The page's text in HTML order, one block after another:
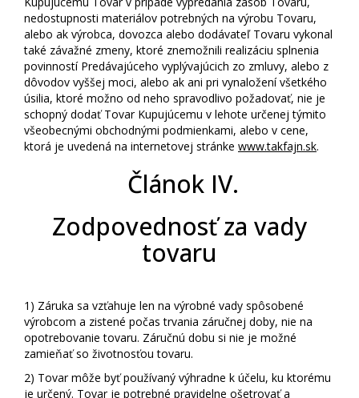
nedostupnosti materiálov potrebných na výrobu Tovaru,
alebo ak výrobca, dovozca alebo dodávateľ Tovaru vykonal
také závažné zmeny, ktoré znemožnili realizáciu splnenia
povinností Predávajúceho vyplývajúcich zo zmluvy, alebo z
dôvodov vyššej moci, alebo ak ani pri vynaložení všetkého
úsilia, ktoré možno od neho spravodlivo požadovať, nie je
schopný dodať Tovar Kupujúcemu v lehote určenej týmito
všeobecnými obchodnými podmienkami, alebo v cene,
ktorá je uvedená na internetovej stránke www.takfajn.sk.
Článok IV.
Zodpovednosť za vady
tovaru
1) Záruka sa vzťahuje len na výrobné vady spôsobené
výrobcom a zistené počas trvania záručnej doby, nie na
opotrebovanie tovaru. Záručnú dobu si nie je možné
zamieňať so životnosťou tovaru.
2) Tovar môže byť používaný výhradne k účelu, ku ktorému
je určený. Tovar je potrebné pravidelne ošetrovať a